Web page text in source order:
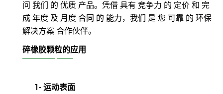
问 我们 的 优质 产品。凭借 具有 竞争力 的 定价 和 完
成 年度 及 月度 合同 的 能力，我们 是 您 可靠 的 环保
解决方案 合作伙伴。
碎橡胶颗粒的应用
1- 运动表面